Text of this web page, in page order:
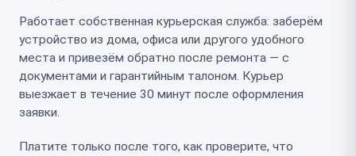
Работает собственная курьерская служба: заберём
устройство из дома, офиса или другого удобного
места и привезём обратно после ремонта — с
документами и гарантийным талоном. Курьер
выезжает в течение 30 минут после оформления
заявки.
Платите только после того, как проверите, что